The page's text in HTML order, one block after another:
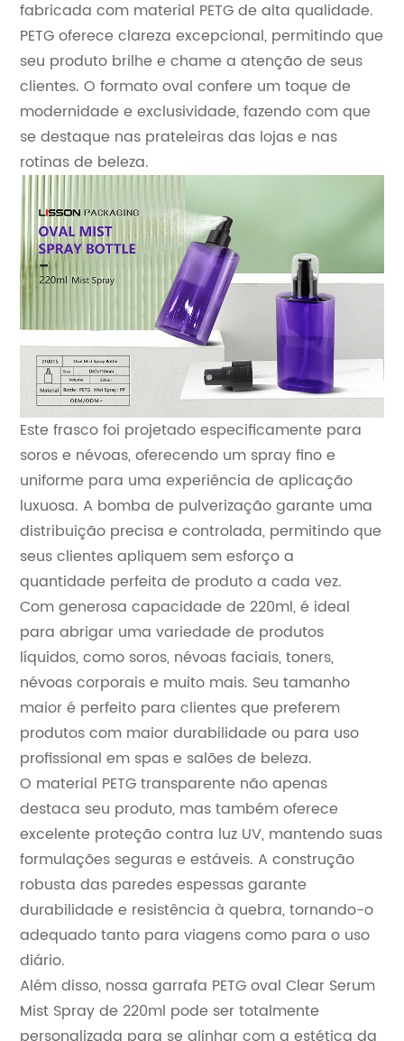
fabricada com material PETG de alta qualidade.
PETG oferece clareza excepcional, permitindo que
seu produto brilhe e chame a atenção de seus
clientes. O formato oval confere um toque de
modernidade e exclusividade, fazendo com que
se destaque nas prateleiras das lojas e nas
rotinas de beleza.
Este frasco foi projetado especificamente para
soros e névoas, oferecendo um spray fino e
uniforme para uma experiência de aplicação
luxuosa. A bomba de pulverização garante uma
distribuição precisa e controlada, permitindo que
seus clientes apliquem sem esforço a
quantidade perfeita de produto a cada vez.
Com generosa capacidade de 220ml, é ideal
para abrigar uma variedade de produtos
líquidos, como soros, névoas faciais, toners,
névoas corporais e muito mais. Seu tamanho
maior é perfeito para clientes que preferem
produtos com maior durabilidade ou para uso
profissional em spas e salões de beleza.
O material PETG transparente não apenas
destaca seu produto, mas também oferece
excelente proteção contra luz UV, mantendo suas
formulações seguras e estáveis. A construção
robusta das paredes espessas garante
durabilidade e resistência à quebra, tornando-o
adequado tanto para viagens como para o uso
diário.
Além disso, nossa garrafa PETG oval Clear Serum
Mist Spray de 220ml pode ser totalmente